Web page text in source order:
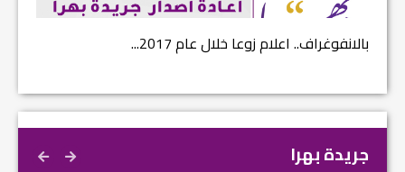
بالانفوغراف.. اعلام زوعا خلال عام 2017...
جريدة بهرا